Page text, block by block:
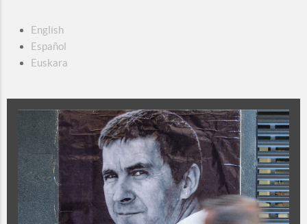
English
Español
Euskara